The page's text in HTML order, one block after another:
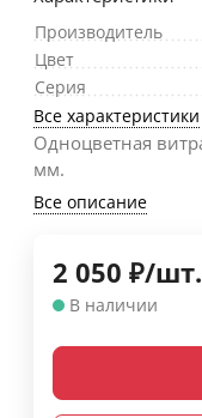
Производитель
Цвет
Серия
Все характеристики
Одноцветная
мм.
Все описание
2 050 ₽/шт.
В наличии